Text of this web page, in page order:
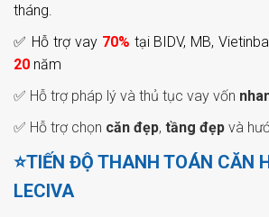
tháng.
✅ Hỗ trợ vay 70% tại BIDV, MB,
20 năm
✅ Hỗ trợ pháp lý và thủ tục vay vốn
✅ Hỗ trợ chọn căn đẹp, tầng đẹp và
⭐TIẾN ĐỘ THANH TOÁN CĂN
LECIVA